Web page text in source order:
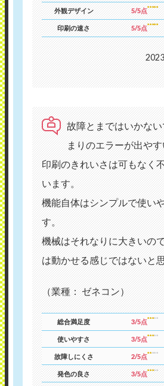
外観デザイン 5/5点
印刷の速さ 5/5点
故障とまではいかな
まりのエラーが出やす
印刷のきれいさは可もなく
います。
機能自体はシンプルで使い
す。
機械はそれなりに大きいの
は動かせる感じではないと
（業種： ゼネコン）
総合満足度 3/5点
使いやすさ 3/5点
故障しにくさ 2/5点
発色の良さ 3/5点